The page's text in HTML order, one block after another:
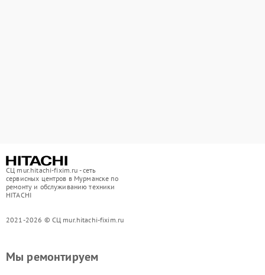
СЦ mur.hitachi-fixim.ru - сеть
сервисных центров в Мурманске по
ремонту и обслуживанию техники
HITACHI
2021-2026 © СЦ mur.hitachi-fixim.ru
Мы ремонтируем